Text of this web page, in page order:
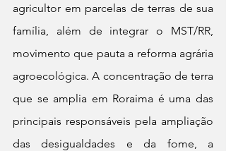
agricultor em parcelas de terras de sua
família, além de integrar o MST/RR,
movimento que pauta a reforma agrária
agroecológica. A concentração de terra
que se amplia em Roraima é uma das
principais responsáveis pela ampliação
das desigualdades e da fome, a